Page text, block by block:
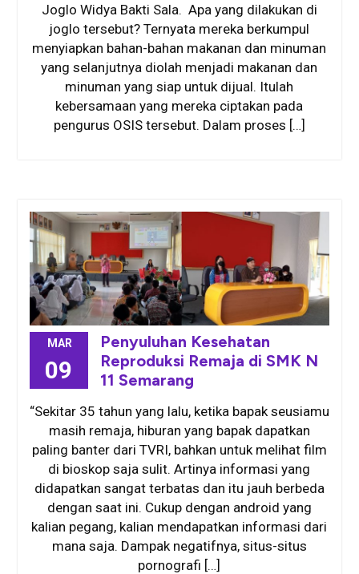
Joglo Widya Bakti Sala. Apa yang dilakukan di
joglo tersebut? Ternyata mereka berkumpul
menyiapkan bahan-bahan makanan dan minuman
yang selanjutnya diolah menjadi makanan dan
minuman yang siap untuk dijual. Itulah
kebersamaan yang mereka ciptakan pada
pengurus OSIS tersebut. Dalam proses […]
MAR
09
Penyuluhan Kesehatan
Reproduksi Remaja di SMK N
11 Semarang
“Sekitar 35 tahun yang lalu, ketika bapak seusiamu
masih remaja, hiburan yang bapak dapatkan
paling banter dari TVRI, bahkan untuk melihat film
di bioskop saja sulit. Artinya informasi yang
didapatkan sangat terbatas dan itu jauh berbeda
dengan saat ini. Cukup dengan android yang
kalian pegang, kalian mendapatkan informasi dari
mana saja. Dampak negatifnya, situs-situs
pornografi […]